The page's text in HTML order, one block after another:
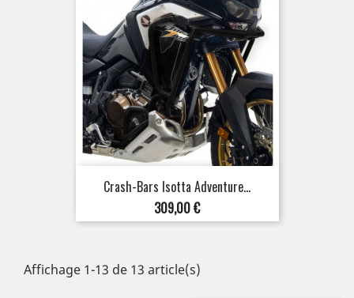
Crash-Bars Isotta Adventure...
Prix
309,00 €
Affichage 1-13 de 13 article(s)